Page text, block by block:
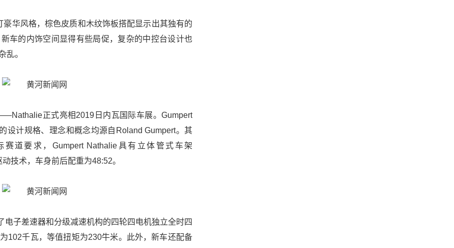
华风格，棕色皮质和木纹饰板搭配显示出其独有的
车的内饰空间显得有些局促，复杂的中控台设计也
乱。
正式亮相2019日内瓦国际车展。Gumpert
设计规格、理念和概念均源自Roland Gumpert。其
道要求，Gumpert Nathalie具有立体管式车架
技术，车身前后配重为48:52。
电子差速器和分级减速机构的四轮四电机独立全时四
102千瓦，等值扭矩为230牛米。此外，新车还配备